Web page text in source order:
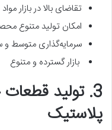
تقاضای بالا در بازار
امکان تولید متنوع
سرمایه‌گذاری متوسط و
بازار گسترده و متنوع
3. تولید
پلاستیک